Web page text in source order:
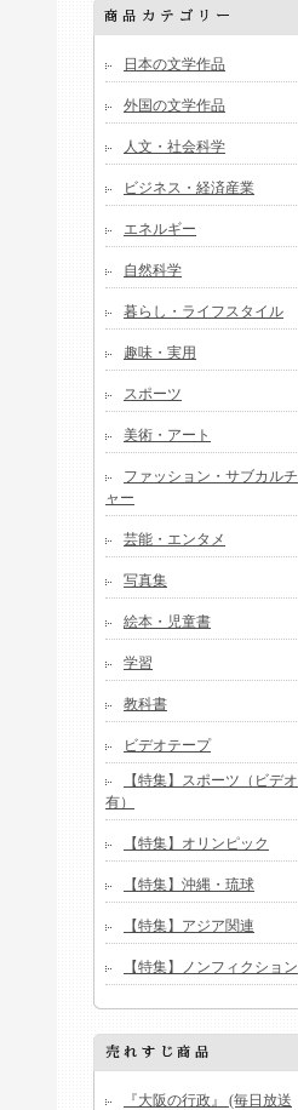
日本の文学作品
外国の文学作品
人文・社会科学
ビジネス・経済産業
エネルギー
自然科学
暮らし・ライフスタイル
趣味・実用
スポーツ
美術・アート
ファッション・サブカルチ
ャー
芸能・エンタメ
写真集
絵本・児童書
学習
教科書
ビデオテープ
【特集】スポーツ（ビデオ
有）
【特集】オリンピック
【特集】沖縄・琉球
【特集】アジア関連
【特集】ノンフィクション
『大阪の行政』 (毎日放送